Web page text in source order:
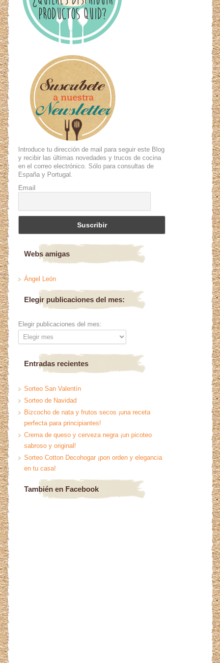
Introduce tu dirección de mail para seguir este Blog
y recibir las últimas novedades y trucos de cocina
en el correo electrónico. Sólo para consultas de
España y Portugal.
Email
Webs amigas
Ángel León
Elegir publicaciones del mes:
Elegir publicaciones del mes:
Entradas recientes
Sorteo San Valentín
Sorteo de Navidad
Bizcocho de nata y frutos secos ¡una receta
perfecta para principiantes!
Crema de queso y cerveza negra ¡un picoteo
sabroso y original!
Sorteo Cotton Decohogar ¡pon orden y elegancia
en tu casa!
También en Facebook